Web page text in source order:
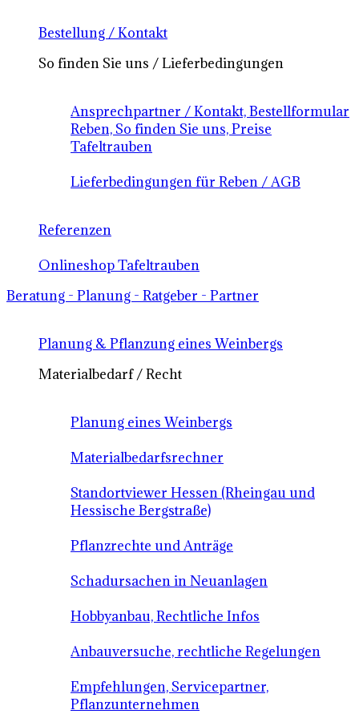
Bestellung / Kontakt
So finden Sie uns / Lieferbedingungen
Ansprechpartner / Kontakt, Bestellformular
Reben, So finden Sie uns, Preise
Tafeltrauben
Lieferbedingungen für Reben / AGB
Referenzen
Onlineshop Tafeltrauben
Beratung - Planung - Ratgeber - Partner
Planung & Pflanzung eines Weinbergs
Materialbedarf / Recht
Planung eines Weinbergs
Materialbedarfsrechner
Standortviewer Hessen (Rheingau und
Hessische Bergstraße)
Pflanzrechte und Anträge
Schadursachen in Neuanlagen
Hobbyanbau, Rechtliche Infos
Anbauversuche, rechtliche Regelungen
Empfehlungen, Servicepartner,
Pflanzunternehmen